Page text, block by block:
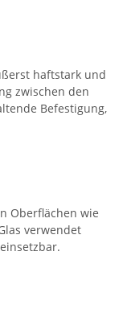
haftstark und
zwischen den
Befestigung,
Oberflächen wie
verwendet